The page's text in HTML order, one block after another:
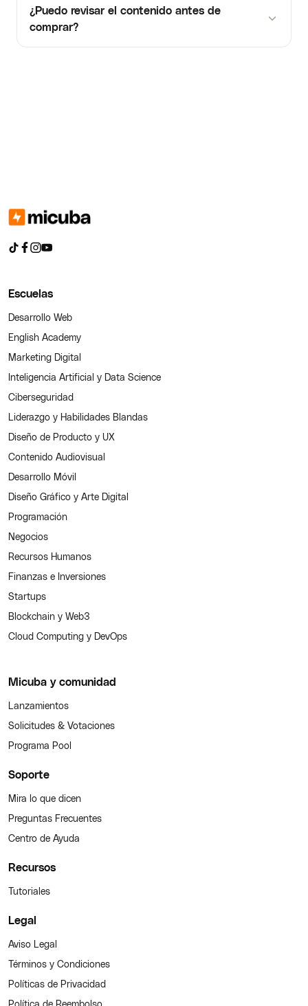
¿Puedo revisar el contenido antes de
comprar?
Escuelas
Desarrollo Web
English Academy
Marketing Digital
Inteligencia Artificial y Data Science
Ciberseguridad
Liderazgo y Habilidades Blandas
Diseño de Producto y UX
Contenido Audiovisual
Desarrollo Móvil
Diseño Gráfico y Arte Digital
Programación
Negocios
Recursos Humanos
Finanzas e Inversiones
Startups
Blockchain y Web3
Cloud Computing y DevOps
Micuba y comunidad
Lanzamientos
Solicitudes & Votaciones
Programa Pool
Soporte
Mira lo que dicen
Preguntas Frecuentes
Centro de Ayuda
Recursos
Tutoriales
Legal
Aviso Legal
Términos y Condiciones
Políticas de Privacidad
Política de Reembolso